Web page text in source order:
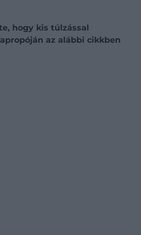
hogy kis túlzással
az alábbi cikkben